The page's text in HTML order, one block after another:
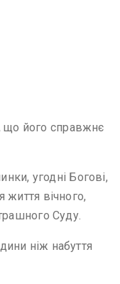
що його справжнє
угодні Богові,
вічного,
Суду.
ніж набуття